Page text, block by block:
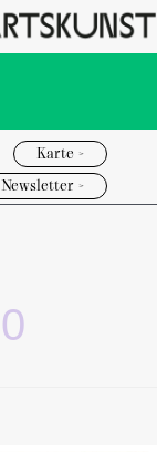
Karte >
Newsletter >